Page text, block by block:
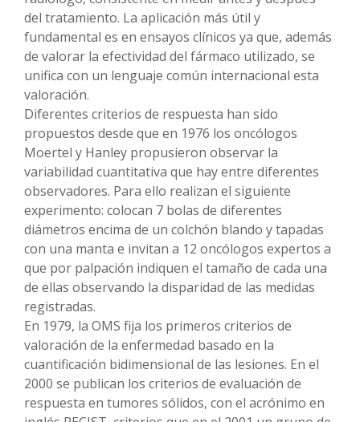
del tratamiento. La aplicación más útil y
fundamental es en ensayos clínicos ya que, además
de valorar la efectividad del fármaco utilizado, se
unifica con un lenguaje común internacional esta
valoración.
Diferentes criterios de respuesta han sido
propuestos desde que en 1976 los oncólogos
Moertel y Hanley propusieron observar la
variabilidad cuantitativa que hay entre diferentes
observadores. Para ello realizan el siguiente
experimento: colocan 7 bolas de diferentes
diámetros encima de un colchón blando y tapadas
con una manta e invitan a 12 oncólogos expertos a
que por palpación indiquen el tamaño de cada una
de ellas observando la disparidad de las medidas
registradas.
En 1979, la OMS fija los primeros criterios de
valoración de la enfermedad basado en la
cuantificación bidimensional de las lesiones. En el
2000 se publican los criterios de evaluación de
respuesta en tumores sólidos, con el acrónimo en